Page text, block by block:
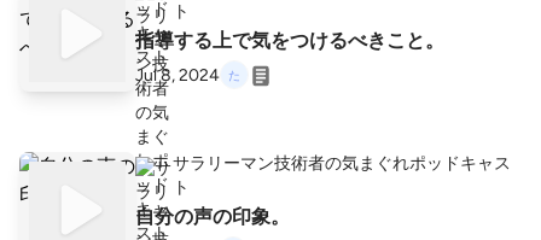
ト
指導する上で気をつけるべきこと。
Jul 8, 2024
サラリーマン技術者の気まぐれポッドキャス
ト
自分の声の印象。